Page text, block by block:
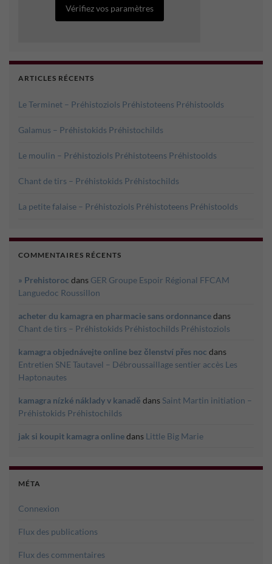
Vérifiez vos paramètres
ARTICLES RÉCENTS
Le Terminet – Préhistoziols Préhistoteens Préhistoolds
Galamus – Préhistokids Préhistochilds
Le moulin – Préhistoziols Préhistoteens Préhistoolds
Chant de tirs – Préhistokids Préhistochilds
La petite falaise – Préhistoziols Préhistoteens Préhistoolds
COMMENTAIRES RÉCENTS
» Prehistoroc dans GER Groupe Espoir Régional FFCAM
Languedoc Roussillon
acheter du kamagra en pharmacie sans ordonnancedans
Chant de tirs – Préhistokids Préhistochilds Préhistoziols
kamagra objednávejte online bez členství přes noc dans
Entretien SNE Tautavel – Débroussaillage sentier accès Les
Haptonautes
kamagra nízké náklady v kanadě dans Saint Martin initiation –
Préhistokids Préhistochilds
jak si koupit kamagra onlinedans Little Big Marie
MÉTA
Connexion
Flux des publications
Flux des commentaires